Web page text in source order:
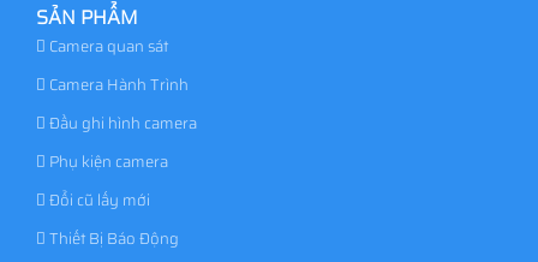
SẢN PHẨM
Camera quan sát
Camera Hành Trình
Đầu ghi hình camera
Phụ kiện camera
Đổi cũ lấy mới
Thiết Bị Báo Động